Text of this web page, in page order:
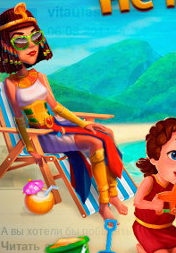
vitautas
06.03.2011 22:19
61
Добро пожаловать в мир
Читать далее »
Кирилл
09.02.2011 12:37
27
А вы хотели бы побывать в
Читать далее »